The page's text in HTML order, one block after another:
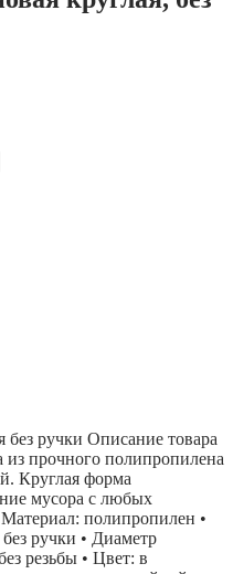
без ручки Описание товара
из прочного полипропилена
Круглая форма
мусора с любых
полипропилен •
ручки • Диаметр
резьбы • Цвет: в